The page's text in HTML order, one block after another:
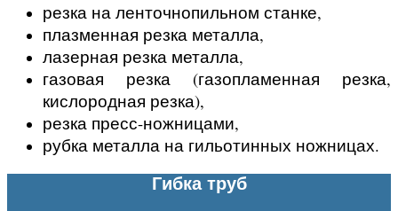
резка на ленточнопильном станке,
плазменная резка металла,
лазерная резка металла,
газовая резка (газопламенная резка,
кислородная резка),
резка пресс-ножницами,
рубка металла на гильотинных ножницах.
Гибка труб